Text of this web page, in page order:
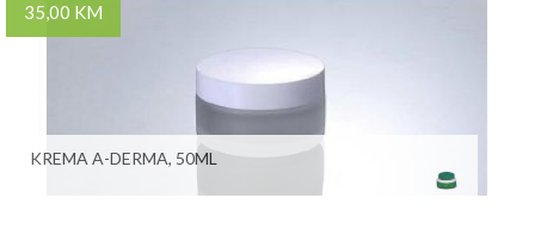
35,00 KM
KREMA A-DERMA, 50ML